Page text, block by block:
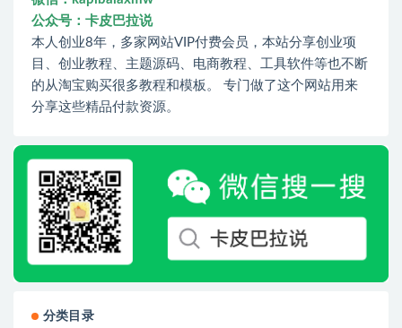
公众号：卡皮巴拉说
本人创业8年，多家网站VIP付费会员，本站分享创业项
目、创业教程、主题源码、电商教程、工具软件等也不断
的从淘宝购买很多教程和模板。 专门做了这个网站用来
分享这些精品付款资源。
分类目录